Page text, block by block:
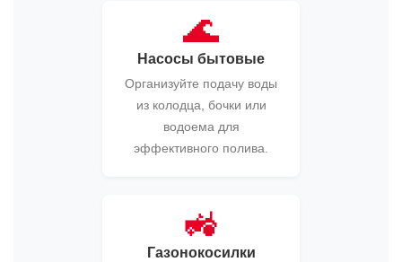
🌊
Насосы бытовые
Организуйте подачу воды
из колодца, бочки или
водоема для
эффективного полива.
🚜
Газонокосилки